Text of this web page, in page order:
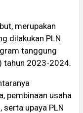
merupakan
dilakukan PLN
tanggung
tahun 2023-2024.
pembinaan usaha
serta upaya PLN